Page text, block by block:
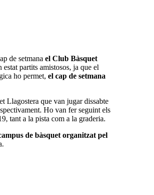
de setmana el Club Bàsquet
partits amistosos, ja que el
ho permet, el cap de setmana
Llagostera que van jugar dissabte
Ho van fer seguint els
tant a la pista com a la graderia.
de bàsquet organitzat pel